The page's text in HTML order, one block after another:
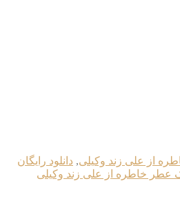
از علی زند وکیلی, دانلود رایگان
عطر خاطره از علی زند وکیلی